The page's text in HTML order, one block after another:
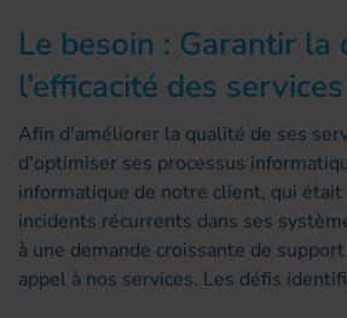
Le besoin : Garantir la
l’efficacité des
Afin d'améliorer la qualité de ses
d'optimiser ses processus
informatique de notre client, qui était
incidents récurrents dans ses
à une demande croissante de
appel à nos services. Les défis